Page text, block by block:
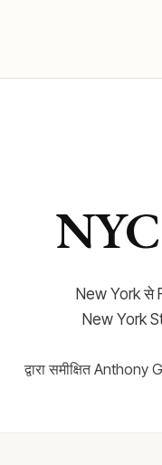
New York से
New York
द्वारा समीक्षित